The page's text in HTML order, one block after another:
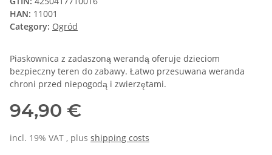
HAN: 11001
Category: Ogród
Piaskownica z zadaszoną werandą oferuje dzieciom
bezpieczny teren do zabawy. Łatwo przesuwana weranda
chroni przed niepogodą i zwierzętami.
94,90 €
incl. 19% VAT , plus shipping costs